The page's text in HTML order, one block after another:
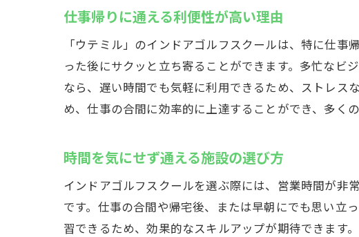
仕事帰りに通える利便性が高い理由
「ウテミル」のインドアゴルフスクールは、特に仕
った後にサクッと立ち寄ることができます。多忙なビ
なら、遅い時間でも気軽に利用できるため、ストレス
め、仕事の合間に効率的に上達することができ、多く
時間を気にせず通える施設の選び方
インドアゴルフスクールを選ぶ際には、営業時間が非
です。仕事の合間や帰宅後、または早朝にでも思い立
習できるため、効果的なスキルアップが期待できます